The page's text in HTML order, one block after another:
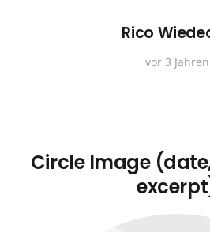
Rico
vor 3 Jahren
Circle Image